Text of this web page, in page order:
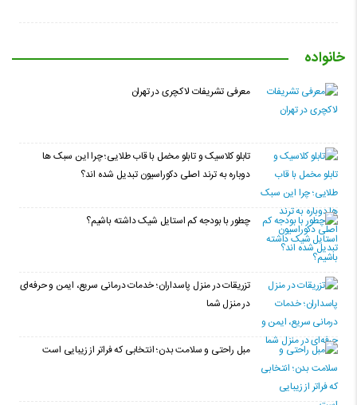
خانواده
معرفی تشریفات لاکچری در تهران
تابلو کلاسیک و تابلو مخمل با قاب طلایی؛ چرا این سبک ها
دوباره به ترند اصلی دکوراسیون تبدیل شده اند؟
چطور با بودجه کم استایل شیک داشته باشیم؟
تزریقات در منزل پاسداران؛ خدمات درمانی سریع، ایمن و حرفه‌ای
در منزل شما
مبل راحتی و سلامت بدن؛ انتخابی که فراتر از زیبایی است